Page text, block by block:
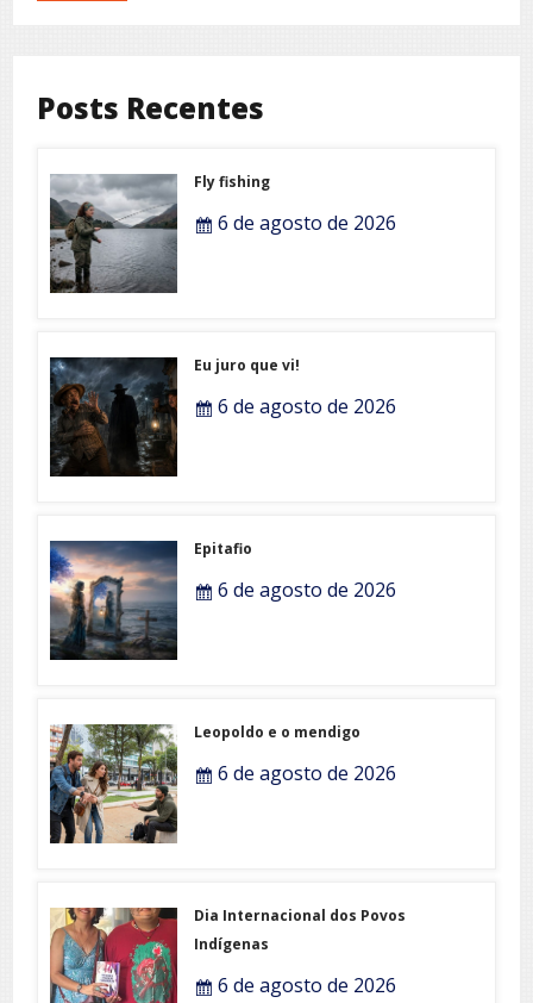
Posts Recentes
Fly fishing
6 de agosto de 2026
Eu juro que vi!
6 de agosto de 2026
Epitafio
6 de agosto de 2026
Leopoldo e o mendigo
6 de agosto de 2026
Dia Internacional dos Povos
Indígenas
6 de agosto de 2026